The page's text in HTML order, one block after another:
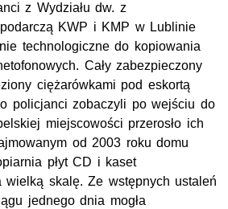
z Wydziału dw. z
KWP i KMP w Lublinie
technologiczne do kopiowania
Cały zabezpieczony
ciężarówkami pod eskortą
policjanci zobaczyli po wejściu do
miejscowości przerosło ich
od 2003 roku domu
płyt CD i kaset
wielką skalę. Ze wstępnych ustaleń
jednego dnia mogła